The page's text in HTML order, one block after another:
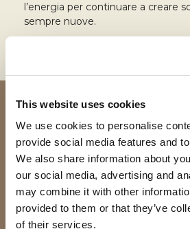
This website uses cookies
We use cookies to personalise
provide social media features and
We also share information about
our social media, advertising and
may combine it with other
provided to them or that they’ve
of their services.
l’energia per continuare a creare
sempre nuove.